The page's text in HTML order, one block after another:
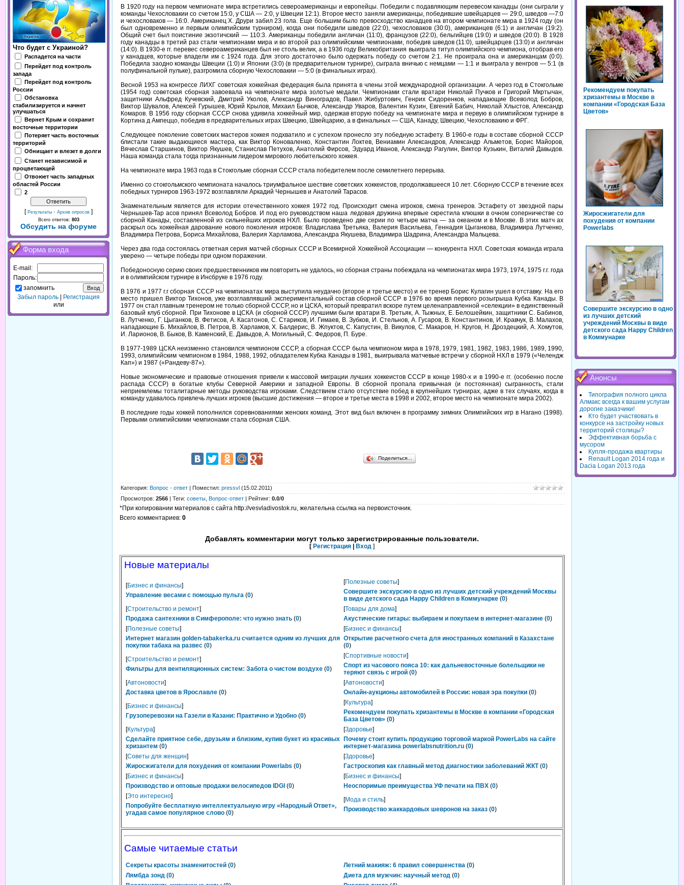
Что будет с Украиной?
Распадется на части
Перейдет под контроль
запада
Перейдет под контроль
России
Обстановка
стабилизируется и начнет
улучшаться
Вернет Крым и сохранит
восточные территории
Потеряет часть восточных
территорий
Обнищает и влезет в долги
Станет независимой и
процветающей
Отвоюет часть западных
областей России
2
[ Результаты · Архив опросов ]
Всего ответов: 803
Обсудить на форуме
Форма входа
E-mail:
Пароль:
запомнить
Забыл пароль
Регистрация
или
В 1920 году на первом чемпионате мира встретились североамериканцы и европейцы. Победили с подавляющим перевесом канадцы (они сыграли у
команды Чехословакии со счетом 15:0, у США — 2:0, у Швеции 12:1). Второе место заняли американцы, победившие швейцарцев — 29:0, шведов —7:0
и чехословаков — 16:0. Американец X. Друри забил 23 гола. Еще большим было превосходство канадцев на втором чемпионате мира в 1924 году (он
был одновременно и первым олимпийским турниром), когда они победили шведов (22:0), чехословаков (30:0), американцев (6:1) и англичан (19:2).
Общий счет был поистиние экзотичский — 110:3. Американцы победили англичан (11:0), французов (22:0), бельгийцев (19:0) и шведов (20:0). В 1928
году канадцы в третий раз стали чемпионами мира и во второй раз олимпийскими чемпионами, победив шведов (11:0), швейцарцев (13:0) и англичан
(14:0). В 1930-е гг. перевес североамериканцев был не столь велик, а в 1936 году Великобритания выиграла титул олимпийского чемпиона, отобрав его
у канадцев, которые владели им с 1924 года. Для этого достаточно было одержать победу со счетом 2:1. Не проиграла она и американцам (0:0).
Победила заодно команды Швеции (1:0) и Японии (3:0) (в предварительном турнире), сыграла вничью с немцами — 1:1 и выиграла у венгров — 5:1 (в
полуфинальной пульке), разгромила сборную Чехословакии — 5:0 (в финальных играх).
Весной 1953 на конгрессе ЛИХГ советская хоккейная федерация была принята в члены этой международной организации. А через год в Стокгольме
(1954 год) советская сборная завоевала на чемпионате мира золотые медали. Чемпионами стали вратари Николай Пучков и Григорий Мкртычан,
защитники Альфред Кучевский, Дмитрий Уколов, Александр Виноградов, Павел Жибуртович, Генрих Сидоренков, нападающие Всеволод Бобров,
Виктор Шувалов, Алексей Гурышев, Юрий Крылов, Михаил Бычков, Александр Уваров, Валентин Кузин, Евгений Бабич, Николай Хлыстов, Александр
Комаров. В 1956 году сборная СССР снова удивила хоккейный мир, одержав вторую победу на чемпионате мира и первую в олимпийском турнире в
Кортина д Ампеццо, победив в предварительных играх Швецию, Швейцарию, а в финальных — США, Канаду, Швецию, Чехословакию и ФРГ.
Следующее поколение советских мастеров хоккея подхватило и с успехом пронесло эту победную эстафету. В 1960-е годы в составе сборной СССР
блистали такие выдающиеся мастера, как Виктор Коноваленко, Константин Локтев, Вениамин Александров, Александр Альметов, Борис Майоров,
Вячеслав Старшинов, Виктор Якушев, Станислав Петухов, Анатолий Фирсов, Эдуард Иванов, Александр Рагулин, Виктор Кузькин, Виталий Давыдов.
Наша команда стала тогда признанным лидером мирового любительского хоккея.
На чемпионате мира 1963 года в Стокгольме сборная СССР стала победителем после семилетнего перерыва.
Именно со стокгольмского чемпионата началось триумфальное шествие советских хоккеистов, продолжавшееся 10 лет. Сборную СССР в течение всех
победных турниров 1963-1972 возглавляли Аркадий Чернышев и Анатолий Тарасов.
Знаменательным является для истории отечественного хоккея 1972 год. Происходит смена игроков, смена тренеров. Эстафету от звездной пары
Чернышев-Тар асов принял Всеволод Бобров. И под его руководством наша ледовая дружина впервые скрестила клюшки в очном соперничестве со
сборной Канады, составленной из сильнейших игроков НХЛ. Было проведено две серии по четыре матча — за океаном и в Москве. В этих матч ах
раскрыл ось хоккейная дарование нового поколения игроков: Владислава Третьяка, Валерия Васильева, Геннадия Цыганкова, Владимира Лутченко,
Владимира Петрова, Бориса Михайлова, Валерия Харламова, Александра Якушева, Владимира Шадрина, Александра Мальцева.
Через два года состоялась ответная серия матчей сборных СССР и Всемирной Хоккейной Ассоциации — конкурента НХЛ. Советская команда играла
уверено — четыре победы при одном поражении.
Победоносную серию своих предшественников им повторить не удалось, но сборная страны побеждала на чемпионатах мира 1973, 1974, 1975 г.г. года
и в олимпийском турнире в Инсбруке в 1976 году.
В 1976 и 1977 г.г сборная СССР на чемпионатах мира выступила неудачно (второе и третье место) и ее тренер Борис Кулагин ушел в отставку. На его
место пришел Виктор Тихонов, уже возглавлявший экспериментальный состав сборной СССР в 1976 во время первого розыгрыша Кубка Канады. В
1977 он стал главным тренером не только сборной СССР, но и ЦСКА, который превратил вскоре путем целенаправленной «селекции» в единственный
базовый клуб сборной. При Тихонове в ЦСКА (и сборной СССР) лучшими были вратари В. Третьяк, А. Тыжных, Е. Белошейкин, защитники С. Бабинов,
В. Лутченко, Г. Цыганков, В. Фетисов, А. Касатонов, С. Стариков, И. Гимаев, В. Зубков, И. Стельнов, А. Гусаров, В. Константинов, И. Кравчук, В. Малахов,
нападающие Б. Михайлов, В. Петров, В. Харламов, X. Балдерис, В. Жпуктов, С. Капустин, В. Викулов, С. Макаров, Н. Кругов, Н. Дроздецкий, А. Хомутов,
И. Ларионов, В. Быков, В. Каменский, Е. Давыдов, А. Могильный, С. Федоров, П. Буре.
В 1977-1989 ЦСКА неизменно становился чемпионом СССР, а сборная СССР была чемпионом мира в 1978, 1979, 1981, 1982, 1983, 1986, 1989, 1990,
1993, олимпийским чемпионом в 1984, 1988, 1992, обладателем Кубка Канады в 1981, выигрывала матчевые встречи у сборной НХЛ в 1979 («Челендж
Кап») и 1987 («Рандеву-87»).
Новые экономические и правовые отношения привели к массовой миграции лучших хоккеистов СССР в конце 1980-х и в 1990-е гг. (особенно после
распада СССР) в богатые клубы Северной Америки и западной Европы. В сборной пропала привычная (и постоянная) сыгранность, стали
неприемлемы тоталитарные методы руководства игроками. Следствием стало отсутствие побед в крупнейших турнирах, адже в тех случаях, когда в
команду удавалось привлечь лучших игроков (высшие достижения — второе и третье места в 1998 и 2002, второе место на чемпионате мира 2002).
В последние годы хоккей пополнился соревнованиями женских команд. Этот вид был включен в программу зимних Олимпийских игр в Нагано (1998).
Первыми олимпийскими чемпионами стала сборная США.
Поделиться…
Категория: Вопрос - ответ | Поместил: pressvl (15.02.2011)
Просмотров: 2566 | Теги: советы Вопрос-ответ | Рейтинг: 0.0/0
*При копировании материалов с сайта http://vesvladivostok.ru, желательна ссылка на первоисточник.
Всего комментариев: 0
Добавлять комментарии могут только зарегистрированные пользователи.
[ Регистрация Вход ]
Новые материалы
[Бизнес и финансы]
Управление весами с помощью пульта (0)
[Полезные советы]
Совершите экскурсию в одно из лучших детский учреждений Москвы
в виде детского сада Happy Children в Коммунарке (0)
[Строительство и ремонт]
Продажа сантехники в Симферополе: что нужно знать (0)
[Товары для дома]
Акустические гитары: выбираем и покупаем в интернет-магазине (0)
[Полезные советы]
Интернет магазин golden-tabakerka.ru считается одним из лучших для
покупки табака на развес (0)
[Бизнес и финансы]
Открытие расчетного счета для иностранных компаний в Казахстане
(0)
[Строительство и ремонт]
Фильтры для вентиляционных систем: Забота о чистом воздухе (0)
[Спортивные новости]
Спорт из часового пояса 10: как дальневосточные болельщики не
теряют связь с игрой (0)
[Автоновости]
Доставка цветов в Ярославле (0)
[Автоновости]
Онлайн-аукционы автомобилей в России: новая эра покупки (0)
[Бизнес и финансы]
Грузоперевозки на Газели в Казани: Практично и Удобно (0)
[Культура]
Рекомендуем покупать хризантемы в Москве в компании «Городская
База Цветов» (0)
[Культура]
Сделайте приятное себе, друзьям и близким, купив букет из красивых
хризантем (0)
[Здоровье]
Почему стоит купить продукцию торговой маркой PowerLabs на сайте
интернет-магазина powerlabsnutrition.ru (0)
[Советы для женщин]
Жиросжигатели для похудения от компании Powerlabs (0)
[Здоровье]
Гастроскопия как главный метод диагностики заболеваний ЖКТ (0)
[Бизнес и финансы]
Производство и оптовые продажи велосипедов IDGI (0)
[Бизнес и финансы]
Неоспоримые преимущества УФ печати на ПВХ (0)
[Это интересно]
Попробуйте бесплатную интеллектуальную игру «Народный Ответ»,
угадав самое популярное слово (0)
[Мода и стиль]
Производство жаккардовых шевронов на заказ (0)
Самые читаемые статьи
Секреты красоты знаменитостей (0) Летний макияж: 6 правил совершенства (0)
Лямбда зонд (0) Диета для мужчин: научный метод (0)
Рекомендуем покупать
хризантемы в Москве в
компании «Городская База
Цветов»
Жиросжигатели для
похудения от компании
Powerlabs
Совершите экскурсию в одно
из лучших детский
учреждений Москвы в виде
детского сада Happy Children
в Коммунарке
Анонсы
Типография полного цикла
Алмакс всегда к вашим услугам
дорогие заказчики!
Кто будет участвовать в
конкурсе на застройку новых
территорий столицы?
Эффективная борьба с
мусором
Купля-продажа квартиры
Renault Logan 2014 года и
Dacia Logan 2013 года